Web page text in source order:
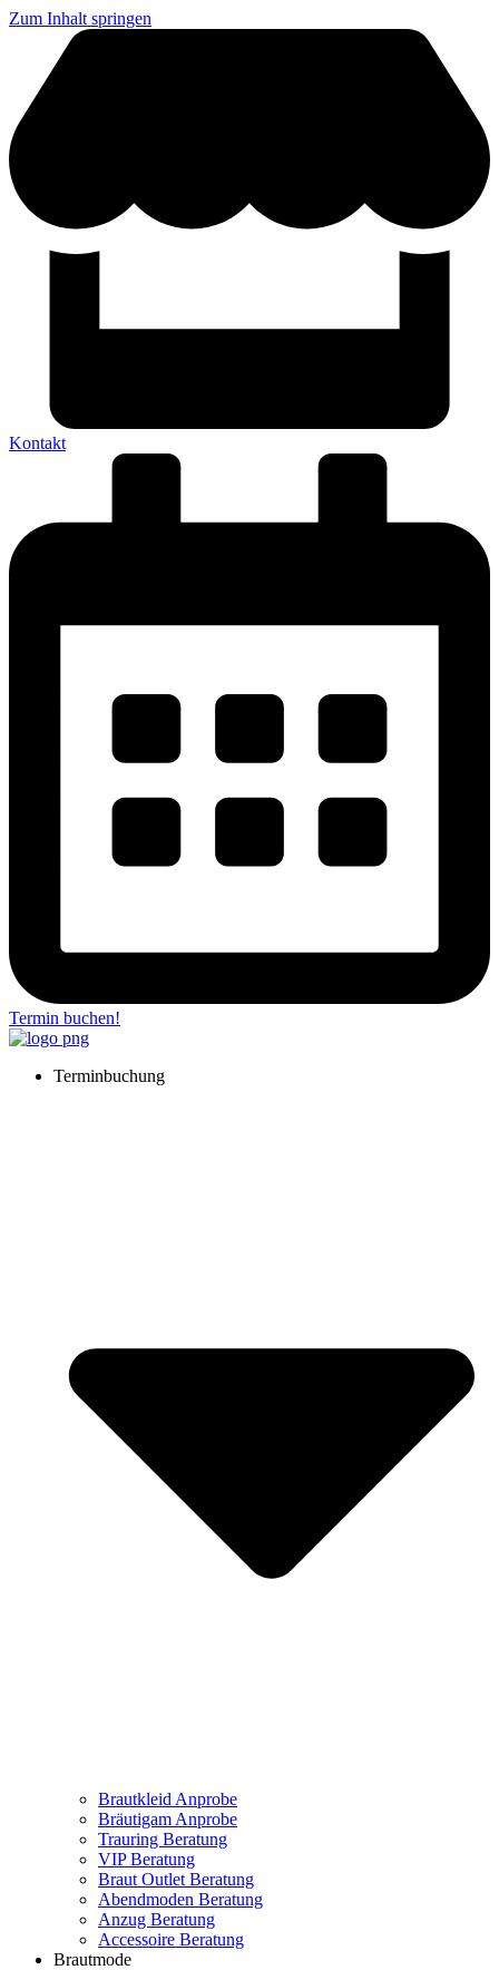
Zum Inhalt springen
Kontakt
Termin buchen!
Terminbuchung
Brautkleid Anprobe
Bräutigam Anprobe
Trauring Beratung
VIP Beratung
Braut Outlet Beratung
Abendmoden Beratung
Anzug Beratung
Accessoire Beratung
Brautmode